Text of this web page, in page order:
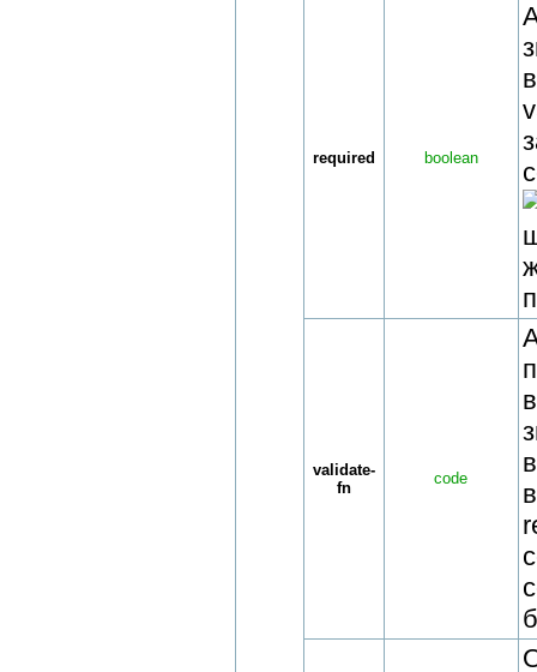
required boolean
validate-
fn
code